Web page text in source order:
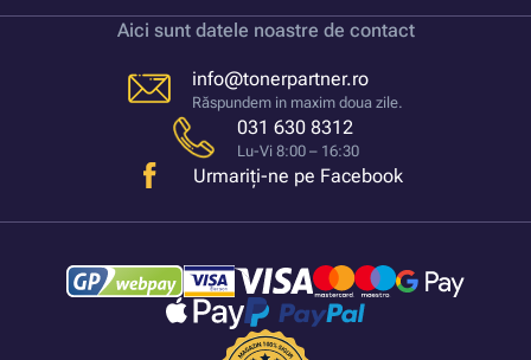
Aici sunt datele noastre de contact
info@tonerpartner.ro
Răspundem in maxim doua zile.
031 630 8312
Lu-Vi 8:00 – 16:30
Urmariți-ne pe Facebook